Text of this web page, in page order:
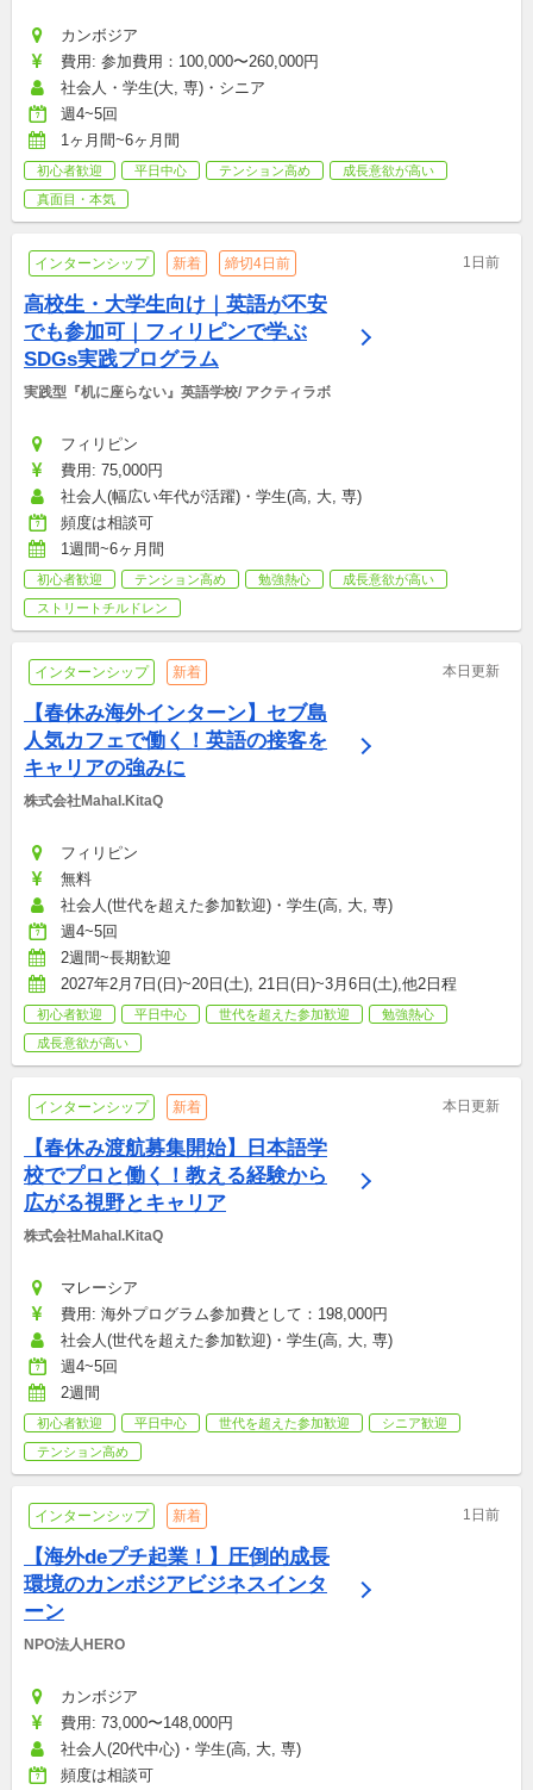
カンボジア
費用: 参加費用：100,000〜260,000円
社会人・学生(大, 専)・シニア
週4~5回
1ヶ月間~6ヶ月間
初心者歓迎 平日中心 テンション高め
成長意欲が高い
真面目・本気
インターンシップ 新着 締切4日前 1日前
高校生・大学生向け｜英語が不安
でも参加可｜フィリピンで学ぶ
SDGs実践プログラム
実践型『机に座らない』英語学校/ アクティラボ
フィリピン
費用: 75,000円
社会人(幅広い年代が活躍)・学生(高, 大, 専)
頻度は相談可
1週間~6ヶ月間
初心者歓迎 テンション高め 勉強熱心
成長意欲が高い
ストリートチルドレン
インターンシップ 新着 本日更新
【春休み海外インターン】セブ島
人気カフェで働く！英語の接客を
キャリアの強みに
株式会社Mahal.KitaQ
フィリピン
無料
社会人(世代を超えた参加歓迎)・学生(高, 大, 専)
週4~5回
2週間~長期歓迎
2027年2月7日(日)~20日(土), 21日(日)~3月6日(土),他2日程
初心者歓迎 平日中心 世代を超えた参加歓迎
勉強熱心
成長意欲が高い
インターンシップ 新着 本日更新
【春休み渡航募集開始】日本語学
校でプロと働く！教える経験から
広がる視野とキャリア
株式会社Mahal.KitaQ
マレーシア
費用: 海外プログラム参加費として：198,000円
社会人(世代を超えた参加歓迎)・学生(高, 大, 専)
週4~5回
2週間
初心者歓迎 平日中心 世代を超えた参加歓迎
シニア歓迎
テンション高め
インターンシップ 新着 1日前
【海外deプチ起業！】圧倒的成長
環境のカンボジアビジネスインタ
ーン
NPO法人HERO
カンボジア
費用: 73,000〜148,000円
社会人(20代中心)・学生(高, 大, 専)
頻度は相談可